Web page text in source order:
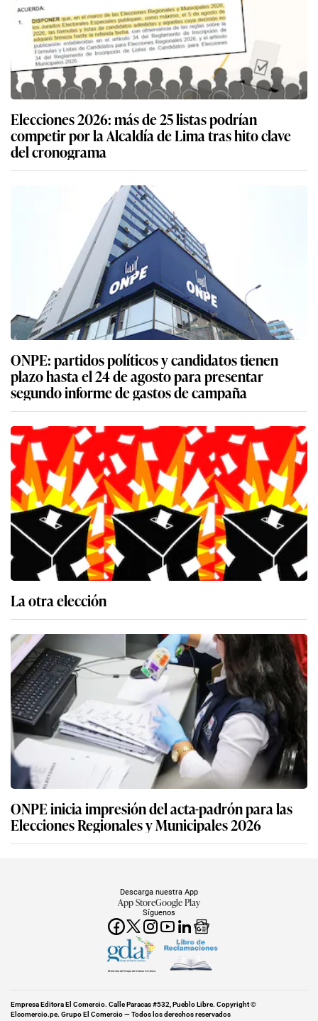
Elecciones 2026: más de 25 listas podrían
competir por la Alcaldía de Lima tras hito clave
del cronograma
ONPE: partidos políticos y candidatos tienen
plazo hasta el 24 de agosto para presentar
segundo informe de gastos de campaña
La otra elección
ONPE inicia impresión del acta-padrón para las
Elecciones Regionales y Municipales 2026
Síguenos
Descarga nuestra App
App StoreGoogle Play
Miembro del Grupo de Diarios América
Empresa Editora El Comercio. Calle Paracas #532, Pueblo Libre. Copyright ©
Elcomercio.pe. Grupo El Comercio — Todos los derechos reservados